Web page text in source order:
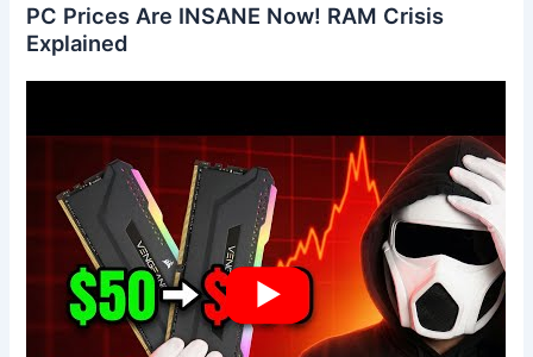
PC Prices Are INSANE Now! RAM Crisis
Explained